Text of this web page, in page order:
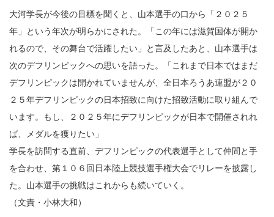
大河学長が今後の目標を聞くと、山本選手の口から「２０２５
年」という年次が明らかにされた。「この年には滋賀国体が開か
れるので、その舞台で活躍したい」と言及したあと、山本選手は
次のデフリンピックへの思いを語った。「これまで日本ではまだ
デフリンピックは開かれていませんが、全日本ろうあ連盟が２０
２５年デフリンピックの日本招致に向けた招致活動に取り組んで
います。もし、２０２５年にデフリンピックが日本で開催されれ
ば、メダルを獲りたい」
学長を訪問する直前、デフリンピックの代表選手として仲間と手
を合わせ、第１０６回日本陸上競技選手権大会でリレーを披露し
た。山本選手の挑戦はこれからも続いていく。
（文責・小林大和）